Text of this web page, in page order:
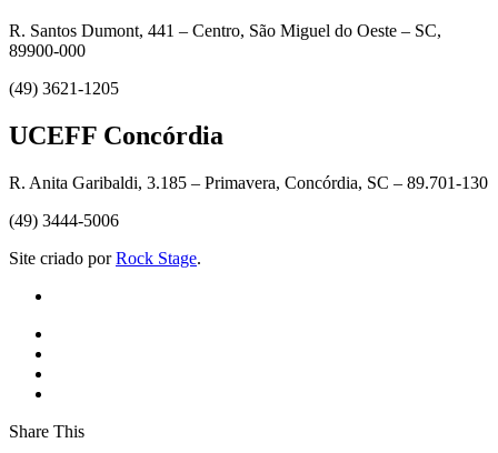
R. Santos Dumont, 441 – Centro, São Miguel do Oeste – SC,
89900-000
(49) 3621-1205
UCEFF Concórdia
R. Anita Garibaldi, 3.185 – Primavera, Concórdia, SC – 89.701-130
(49) 3444-5006
Site criado porRock Stage.
Share This